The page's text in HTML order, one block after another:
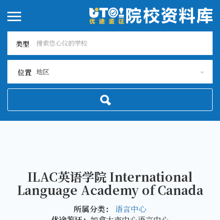
类型
位置 地区
ILAC英语学院 International
Language Academy of Canada
所属分类：
语言中心